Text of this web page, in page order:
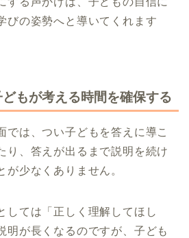
びの姿勢へと導いてくれます
もが考える時間を確保する
では、つい子どもを答えに導こ
り、答えが出るまで説明を続け
が少なくありません。
しては「正しく理解してほし
明が長くなるのですが、子ども